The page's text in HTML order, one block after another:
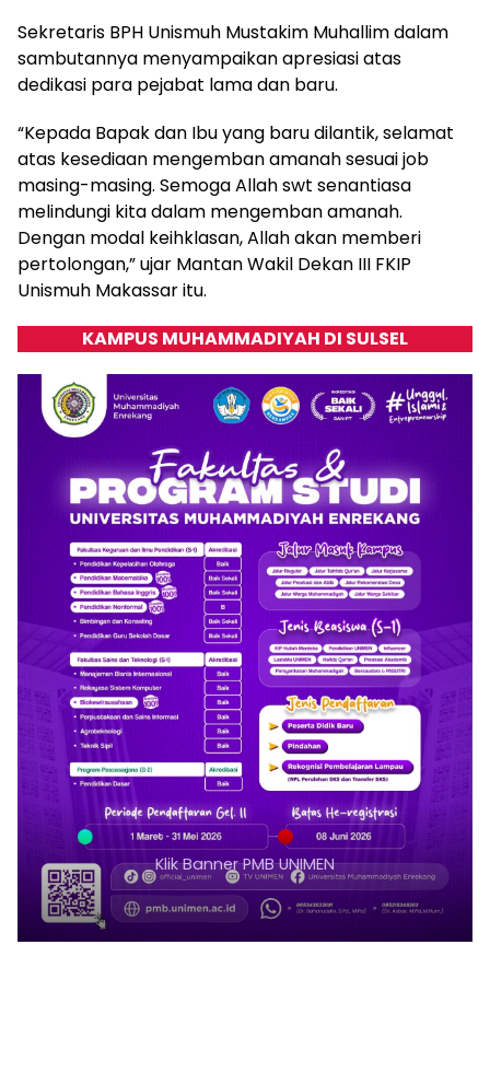
Sekretaris BPH Unismuh Mustakim Muhallim dalam
sambutannya menyampaikan apresiasi atas
dedikasi para pejabat lama dan baru.
“Kepada Bapak dan Ibu yang baru dilantik, selamat
atas kesediaan mengemban amanah sesuai job
masing-masing. Semoga Allah swt senantiasa
melindungi kita dalam mengemban amanah.
Dengan modal keihklasan, Allah akan memberi
pertolongan,” ujar Mantan Wakil Dekan III FKIP
Unismuh Makassar itu.
KAMPUS MUHAMMADIYAH DI SULSEL
Klik Banner PMB UMSI